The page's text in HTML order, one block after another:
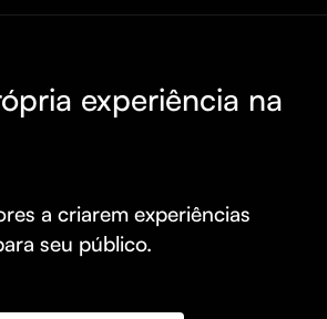
experiência na
a criarem experiências
seu público.